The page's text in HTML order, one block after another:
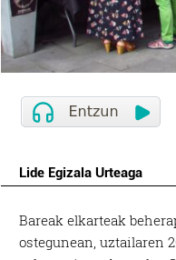
Lide Egizala Urteaga
Bareak elkarteak
ostegunean, uztailaren